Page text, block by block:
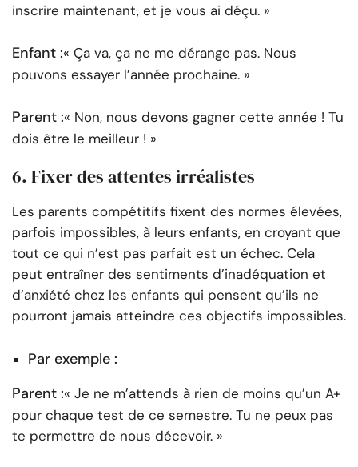
inscrire maintenant, et je vous ai déçu. »
Enfant :« Ça va, ça ne me dérange pas. Nous
pouvons essayer l’année prochaine. »
Parent :« Non, nous devons gagner cette année ! Tu
dois être le meilleur ! »
6. Fixer des attentes irréalistes
Les parents compétitifs fixent des normes élevées,
parfois impossibles, à leurs enfants, en croyant que
tout ce qui n’est pas parfait est un échec. Cela
peut entraîner des sentiments d’inadéquation et
d’anxiété chez les enfants qui pensent qu’ils ne
pourront jamais atteindre ces objectifs impossibles.
Par exemple :
Parent :« Je ne m’attends à rien de moins qu’un A+
pour chaque test de ce semestre. Tu ne peux pas
te permettre de nous décevoir. »